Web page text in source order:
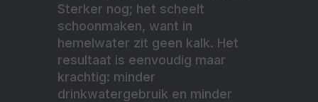
Sterker nog; het scheelt
schoonmaken, want in
hemelwater zit geen kalk. Het
resultaat is eenvoudig maar
krachtig: minder
drinkwatergebruik en minder